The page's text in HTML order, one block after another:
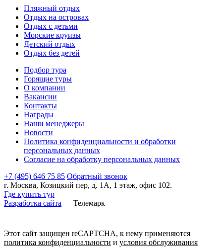
Пляжный отдых
Отдых на островах
Отдых с детьми
Морские круизы
Детский отдых
Отдых без детей
Подбор тура
Горящие туры
О компании
Вакансии
Контакты
Награды
Наши менеджеры
Новости
Политика конфиденциальности и обработки
персональных данных
Согласие на обработку персональных данных
+7 (495) 646 75 85 Обратный звонок
г. Москва, Козицкий пер, д. 1А, 1 этаж, офис 102.
Где купить тур
Разработка сайта — Телемарк
Этот сайт защищен reCAPTCHA, к нему применяются
политика конфиденциальности и условия обслуживания